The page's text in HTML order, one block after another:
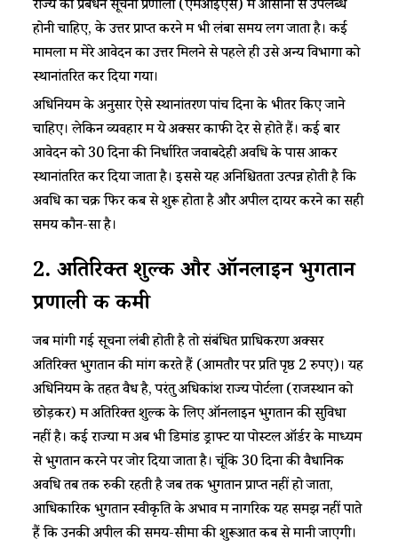
राज्य की प्रबंधन सूचना प्रणाली (एमआईएस) में आसानी से उपलब्ध
होनी चाहिए, के उत्तर प्राप्त करने में भी लंबा समय लग जाता है। कई
मामलों में मेरे आवेदन का उत्तर मिलने से पहले ही उसे अन्य विभागों को
स्थानांतरित कर दिया गया।​
​​अधिनियम के अनुसार ऐसे स्थानांतरण पांच दिनों के भीतर किए जाने
चाहिए। लेकिन व्यवहार में ये अक्सर काफी देर से होते हैं।​ ​कई बार
आवेदन को 30 दिनों की निर्धारित जवाबदेही अवधि के पास आकर
स्थानांतरित कर दिया जाता है। इससे यह अनिश्चितता उत्पन्न होती है कि
अवधि का चक्र फिर कब से शुरू होता है और अपील दायर करने का सही
समय कौन-सा है।​
​​2. अतिरिक्त शुल्क और ऑनलाइन भुगतान
प्रणाली की कमी​
​​जब मांगी गई सूचना लंबी होती है तो संबंधित प्राधिकरण अक्सर
अतिरिक्त भुगतान की मांग करते हैं (आमतौर पर प्रति पृष्ठ 2 रुपए)। यह
अधिनियम के तहत वैध है, परंतु अधिकांश राज्य पोर्टलों (राजस्थान को
छोड़कर) में अतिरिक्त शुल्क के लिए ऑनलाइन भुगतान की सुविधा
नहीं है। कई राज्यों में अब भी डिमांड ड्राफ्ट या पोस्टल ऑर्डर के माध्यम
से भुगतान करने पर जोर दिया जाता है। चूंकि 30 दिनों की वैधानिक
अवधि तब तक रुकी रहती है जब तक भुगतान प्राप्त नहीं हो जाता,
आधिकारिक भुगतान स्वीकृति के अभाव में नागरिक यह समझ नहीं पाते
हैं कि उनकी अपील की समय-सीमा की शुरूआत कब से मानी जाएगी।​